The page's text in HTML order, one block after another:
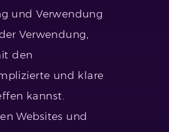
und Verwendung
Verwendung,
den
und klare
kannst.
Websites und